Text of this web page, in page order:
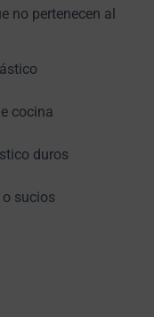
no pertenecen al
cocina
duros
sucios